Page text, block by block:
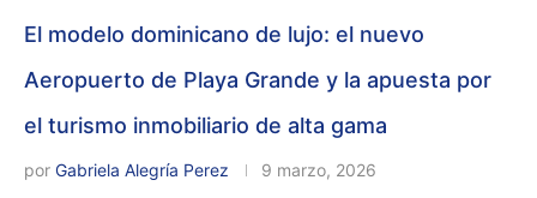
El modelo dominicano de lujo: el nuevo
Aeropuerto de Playa Grande y la apuesta por
el turismo inmobiliario de alta gama
por Gabriela Alegría Perez 9 marzo, 2026